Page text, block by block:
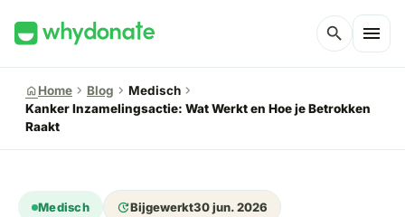
search menu
homeHome chevron_right Blog chevron_right Medisch chevron_right
Kanker Inzamelingsactie: Wat Werkt en Hoe je Betrokken
Raakt
Medisch updateBijgewerkt30 jun. 2026